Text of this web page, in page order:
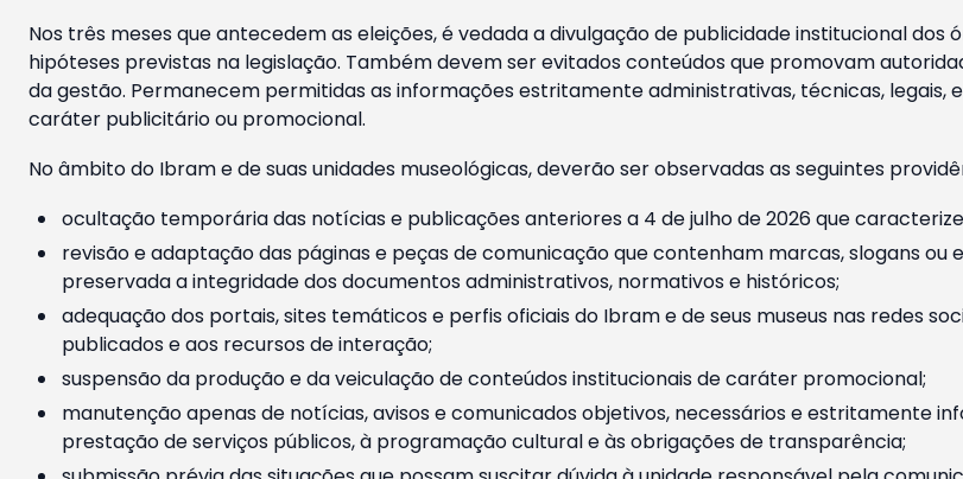
Nos três meses que antecedem as eleições, é vedada a divulgação de publicidade institucional dos
hipóteses previstas na legislação. Também devem ser evitados conteúdos que promovam
da gestão. Permanecem permitidas as informações estritamente administrativas, técnicas, legais,
caráter publicitário ou promocional.
No âmbito do Ibram e de suas unidades museológicas, deverão ser observadas as seguintes
ocultação temporária das notícias e publicações anteriores a 4 de julho de 2026 que
revisão e adaptação das páginas e peças de comunicação que contenham marcas, slogans
preservada a integridade dos documentos administrativos, normativos e históricos;
adequação dos portais, sites temáticos e perfis oficiais do Ibram e de seus museus nas redes
publicados e aos recursos de interação;
suspensão da produção e da veiculação de conteúdos institucionais de caráter promocional;
manutenção apenas de notícias, avisos e comunicados objetivos, necessários e estritamente
prestação de serviços públicos, à programação cultural e às obrigações de transparência;